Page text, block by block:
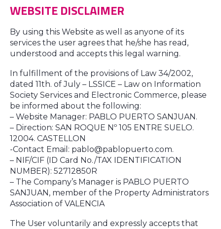
WEBSITE DISCLAIMER
By using this Website as well as anyone of its
services the user agrees that he/she has read,
understood and accepts this legal warning.
In fulfillment of the provisions of Law 34/2002,
dated 11th. of July – LSSICE – Law on Information
Society Services and Electronic Commerce, please
be informed about the following:
– Website Manager: PABLO PUERTO SANJUAN.
– Direction: SAN ROQUE Nº 105 ENTRE SUELO.
12004. CASTELLON
-Contact Email: pablo@pablopuerto.com.
– NIF/CIF (ID Card No./TAX IDENTIFICATION
NUMBER): 52712850R
– The Company’s Manager is PABLO PUERTO
SANJUAN, member of the Property Administrators
Association of VALENCIA
The User voluntarily and expressly accepts that